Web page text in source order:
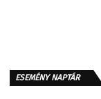
ESEMÉNY NAPTÁR